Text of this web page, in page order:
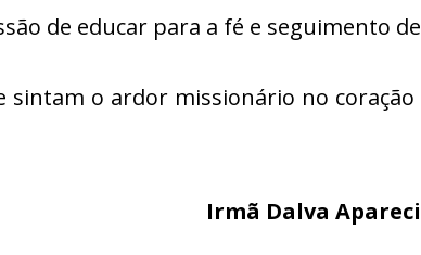
de educar para a fé e seguimento
o ardor missionário no coração
Irmã Dalva